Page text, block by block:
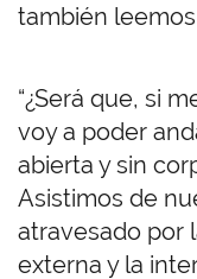
también
“¿Será que, si
voy a poder
abierta y sin
Asistimos de
atravesado por
externa y la